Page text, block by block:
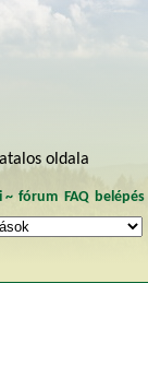
oldala
~ fórum FAQ belépés